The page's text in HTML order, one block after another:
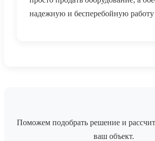
надежную и бесперебойную
Поможем подобрать решение и
ваш объект.